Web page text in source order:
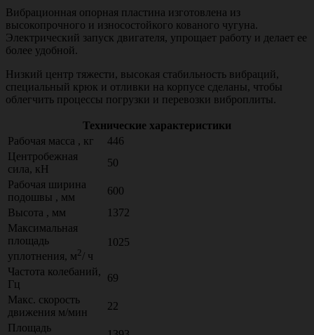
Вибрационная опорная пластина изготовлена из
высокопрочного и износостойкого кованого чугуна.
Электрический запуск двигателя, упрощает работу и делает ее
более удобной.
Низкий центр тяжести, высокая стабильность вибраций,
специальный крюк и отливки на корпусе сделаны, чтобы
облегчить процессы погрузки и перевозки виброплиты.
Технические характеристики
Рабочая масса , кг
446
Центробежная
сила, кН
50
Рабочая ширина
подошвы , мм
600
Высота , мм
1372
Максимальная
площадь
уплотнения, м2/ ч
1025
Частота колебаний,
Гц
69
Макс. скорость
движения м/мин
22
Площадь